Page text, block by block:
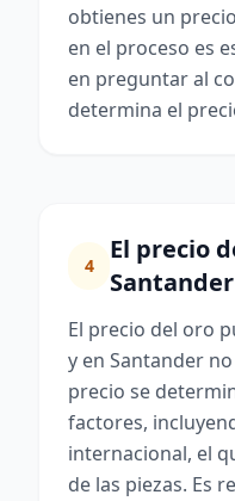
obtienes un
en el proceso es
en preguntar al
determina el
4
El precio
Santander
El precio del oro
y en Santander
precio se
factores,
internacional, el
de las piezas. Es